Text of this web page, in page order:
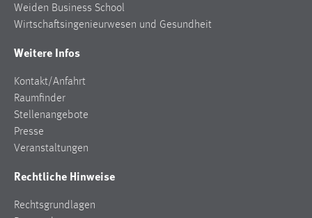
Weiden Business School
Wirtschaftsingenieurwesen und Gesundheit
Weitere Infos
Kontakt/Anfahrt
Raumfinder
Stellenangebote
Presse
Veranstaltungen
Rechtliche Hinweise
Rechtsgrundlagen
STATISTIK
Diese Informationen helfen uns zu verstehen, wie
unsere Besucher unsere Website nutzen.
_pk_ref, _pk_cvar, _pk_id, _pk_ses
Zweck: